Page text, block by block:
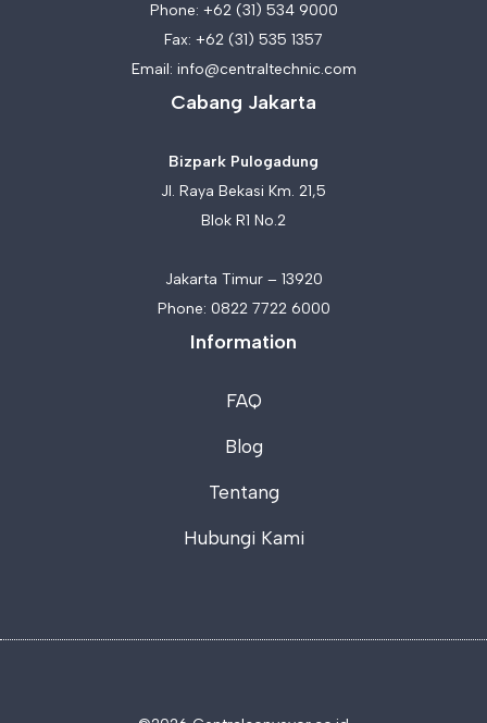
Phone: +62 (31) 534 9000
Fax: +62 (31) 535 1357
Email: info@centraltechnic.com
Cabang Jakarta
Bizpark Pulogadung
Jl. Raya Bekasi Km. 21,5
Blok R1 No.2
Jakarta Timur – 13920
Phone: 0822 7722 6000
Information
FAQ
Blog
Tentang
Hubungi Kami